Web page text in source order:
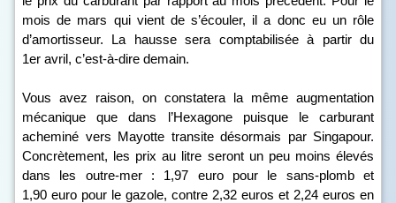
mois de mars qui vient de s’écouler, il a donc eu un rôle
d’amortisseur. La hausse sera comptabilisée à partir du
1er avril, c’est-à-dire demain.
Vous avez raison, on constatera la même augmentation
mécanique que dans l’Hexagone puisque le carburant
acheminé vers Mayotte transite désormais par Singapour.
Concrètement, les prix au litre seront un peu moins élevés
dans les outre-mer : 1,97 euro pour le sans-plomb et
1,90 euro pour le gazole, contre 2,32 euros et 2,24 euros en